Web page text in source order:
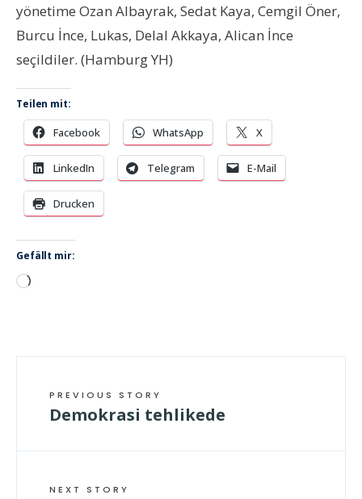
yönetime Ozan Albayrak, Sedat Kaya, Cemgil Öner,
Burcu İnce, Lukas, Delal Akkaya, Alican İnce
seçildiler. (Hamburg YH)
Teilen mit:
Facebook WhatsApp X
LinkedIn Telegram E-Mail
Drucken
Gefällt mir:
Wird
PREVIOUS STORY
Demokrasi tehlikede
NEXT STORY